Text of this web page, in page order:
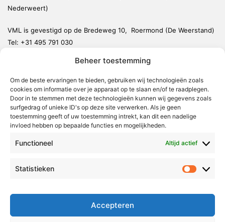
Beheer toestemming
Om de beste ervaringen te bieden, gebruiken wij technologieën zoals
cookies om informatie over je apparaat op te slaan en/of te raadplegen.
Door in te stemmen met deze technologieën kunnen wij gegevens zoals
surfgedrag of unieke ID's op deze site verwerken. Als je geen
toestemming geeft of uw toestemming intrekt, kan dit een nadelige
invloed hebben op bepaalde functies en mogelijkheden.
Functioneel Altijd actief
Statistieken
Accepteren
Nederweert)
VML is gevestigd op de Bredeweg 10, Roermond (De Weerstand)
Tel: +31 495 791 030
Weert
Nederweert
Leudal
Maasgouw
Echt-Susteren
Roermond
Radio & TV